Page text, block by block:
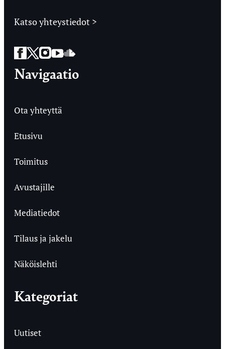
Katso yhteystiedot >
Facebook
Twitter
Instagram
YouTube
SoundCloud
Navigaatio
Ota yhteyttä
Etusivu
Toimitus
Avustajille
Mediatiedot
Tilaus ja jakelu
Näköislehti
Kategoriat
Uutiset